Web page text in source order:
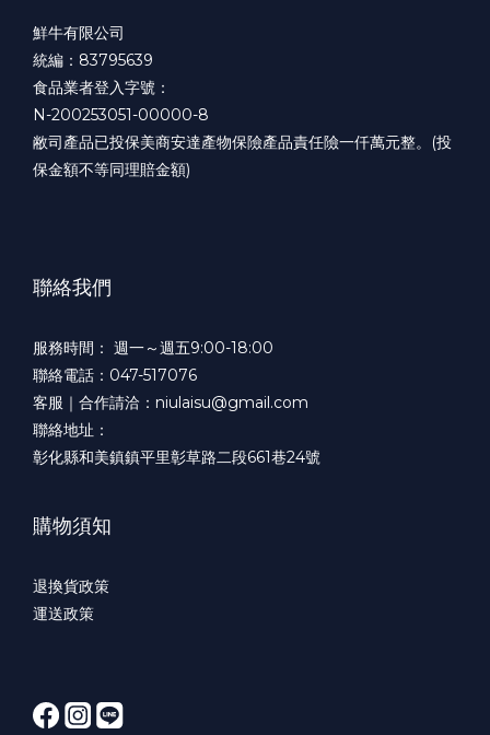
鮮牛有限公司
統編：83795639
食品業者登入字號：
N-200253051-00000-8
敝司產品已投保美商安達產物保險產品責任險一仟萬元整。(投
保金額不等同理賠金額)
聯絡我們
服務時間： 週一～週五9:00-18:00
聯絡電話：047-517076
客服｜合作請洽：niulaisu@gmail.com
聯絡地址：
彰化縣和美鎮鎮平里彰草路二段661巷24號
購物須知
退換貨政策
運送政策